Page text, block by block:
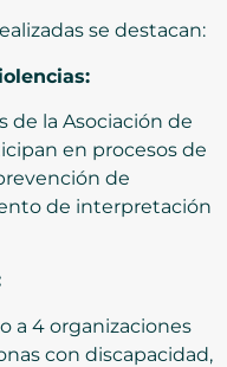
se destacan:
de la Asociación de
en procesos de
de
de interpretación
a 4 organizaciones
con discapacidad,